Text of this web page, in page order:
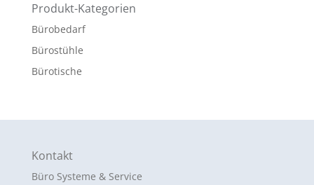
Produkt-Kategorien
Bürobedarf
Bürostühle
Bürotische
Kontakt
Büro Systeme & Service